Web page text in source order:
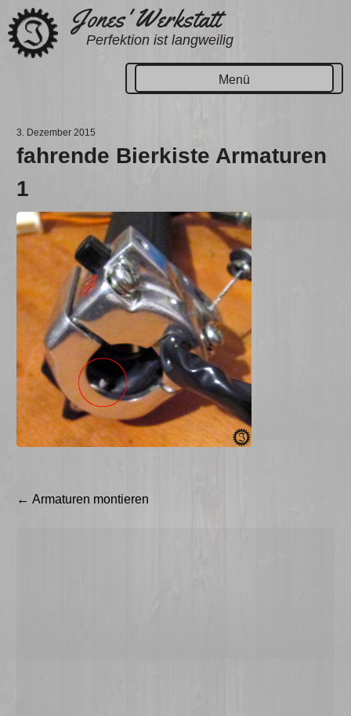
Zum
Inhalt
springen
Jones' Werkstatt
Perfektion ist langweilig
Menü
3. Dezember 2015
fahrende Bierkiste Armaturen
1
Beitragsnavigation
← Armaturen montieren